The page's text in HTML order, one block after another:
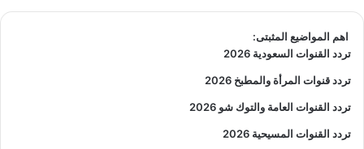
اهم المواضيع المثبتى:
تردد القنوات السعودية 2026
تردد قنوات المرأة والمطبخ 2026
تردد القنوات العامة والتوك شو 2026
تردد القنوات المسيحية 2026